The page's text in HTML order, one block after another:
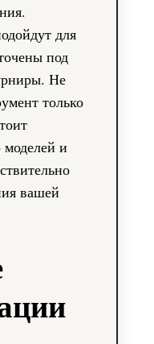
для
под
Не
только
моделей и
вашей